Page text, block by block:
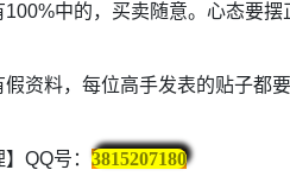
100%中的，买卖随意。心态要
资料，每位高手发表的贴子都
QQ号： 3815207180